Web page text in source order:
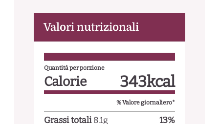
Valori nutrizionali
Quantità per porzione
Calorie 343kcal
% Valore giornaliero*
Grassi totali 8.1g 13%